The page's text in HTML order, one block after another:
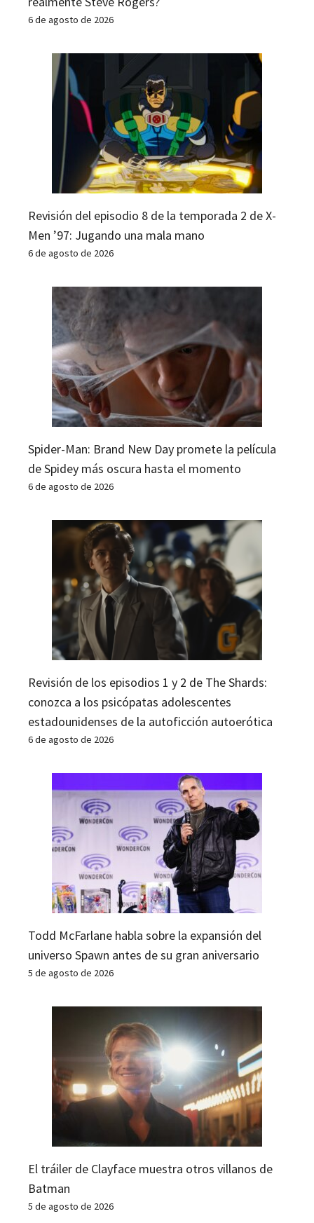
6 de agosto de 2026
Revisión del episodio 8 de la temporada 2 de X-
Men ’97: Jugando una mala mano
6 de agosto de 2026
Spider-Man: Brand New Day promete la película
de Spidey más oscura hasta el momento
6 de agosto de 2026
Revisión de los episodios 1 y 2 de The Shards:
conozca a los psicópatas adolescentes
estadounidenses de la autoficción autoerótica
6 de agosto de 2026
Todd McFarlane habla sobre la expansión del
universo Spawn antes de su gran aniversario
5 de agosto de 2026
El tráiler de Clayface muestra otros villanos de
Batman
5 de agosto de 2026